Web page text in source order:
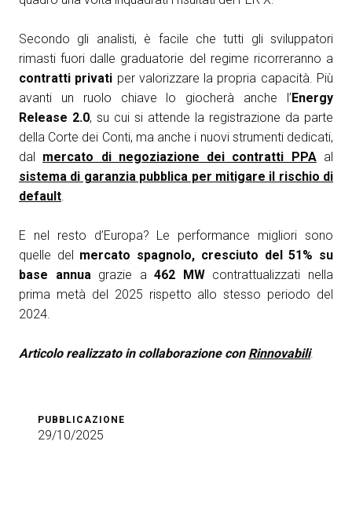
Secondo gli analisti, è facile che tutti gli sviluppatori
rimasti fuori dalle graduatorie del regime ricorreranno a
contratti privati per valorizzare la propria capacità. Più
avanti un ruolo chiave lo giocherà anche l’Energy
Release 2.0, su cui si attende la registrazione da parte
della Corte dei Conti, ma anche i nuovi strumenti dedicati,
dal mercato di negoziazione dei contratti PPAal
sistema di garanzia pubblica per mitigare il rischio di
default.
E nel resto d’Europa? Le performance migliori sono
quelle del mercato spagnolo, cresciuto del 51% su
base annuagrazie a462 MWcontrattualizzati nella
prima metà del 2025 rispetto allo stesso periodo del
2024.
Articolo realizzato in collaborazione con Rinnovabili.
PUBBLICAZIONE
29/10/2025